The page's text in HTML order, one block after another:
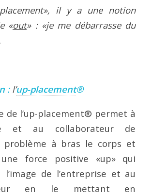
placement», il y a une notion
«out» : «je me débarrasse du
: l’up-placement®
de l’up-placement® permet à
et au collaborateur de
problème à bras le corps et
une force positive «up» qui
l’image de l’entreprise et au
en le mettant en